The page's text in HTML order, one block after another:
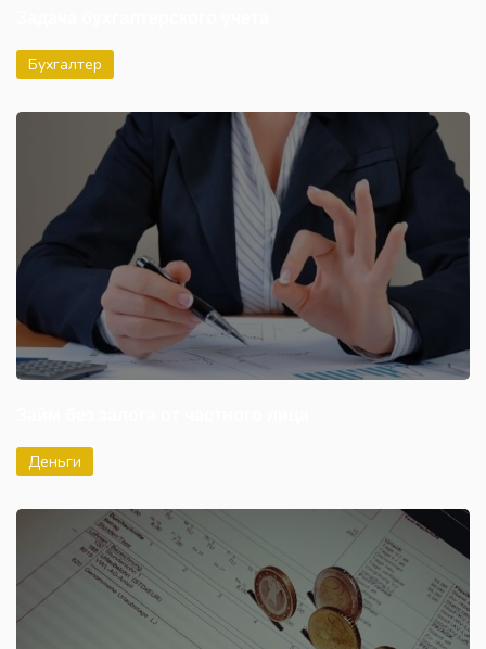
Бухгалтер
Деньги